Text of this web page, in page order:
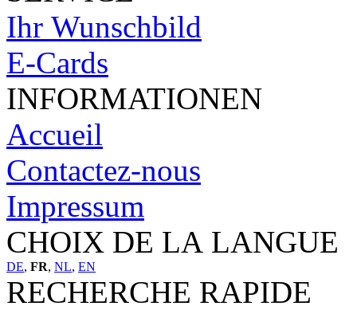
Ihr Wunschbild
E-Cards
INFORMATIONEN
Accueil
Contactez-nous
Impressum
CHOIX DE LA LANGUE
DE, FR, NL, EN
RECHERCHE RAPIDE